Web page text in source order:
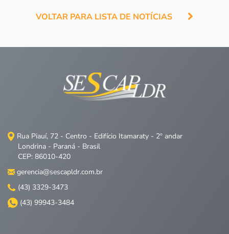
VOLTAR PARA LISTA DE NOTÍCIAS
Rua Piauí, 72 - Centro - Edifício Itamaraty - 2º andar
Londrina - Paraná - Brasil
CEP: 86010-420
gerencia@sescapldr.com.br
(43) 3329-3473
(43) 99943-3484